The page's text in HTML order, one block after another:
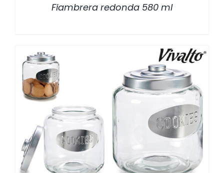
Fiambrera redonda 580 ml
/ DETALLES